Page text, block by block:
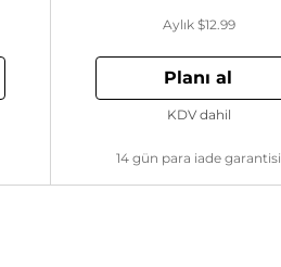
Aylık $12.99
Planı al
14 gün para iade garantisi
KDV dahil